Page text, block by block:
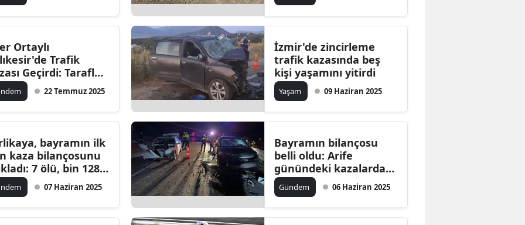
Ortaylı
Trafik
Geçirdi: Tarafları
Sakinleştirdi
22 Temmuz 2025
İzmir'de zincirleme
trafik kazasında beş
kişi yaşamını yitirdi
Yaşam 09 Haziran 2025
bayramın ilk
kaza bilançosunu
7 ölü, bin 128
07 Haziran 2025
Bayramın bilançosu
belli oldu: Arife
günündeki kazalarda
10 kişi öldü
Gündem 06 Haziran 2025